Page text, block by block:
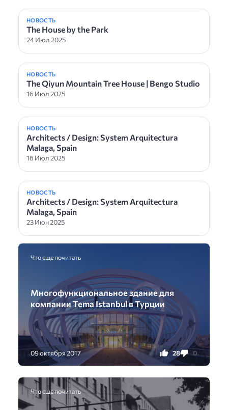
НОВОСТЬ
The House by the Park
24 Июл 2025
НОВОСТЬ
The Qiyun Mountain Tree House | Bengo Studio
16 Июл 2025
НОВОСТЬ
Architects / Design: System Arquitectura
Malaga, Spain
16 Июл 2025
НОВОСТЬ
Architects / Design: System Arquitectura
Malaga, Spain
23 Июн 2025
Что еще почитать
Многофункциональное здание для
компании Tema Istanbul в Турции
09 октября 2017 28 0
Что еще почитать